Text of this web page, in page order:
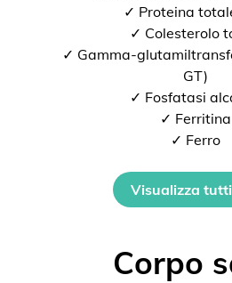
✓ Proteina
✓ Colesterolo
✓ Gamma-
GT)
✓ Fosfatasi
✓ Ferritina
✓ Ferro
Visualizza
Corpo